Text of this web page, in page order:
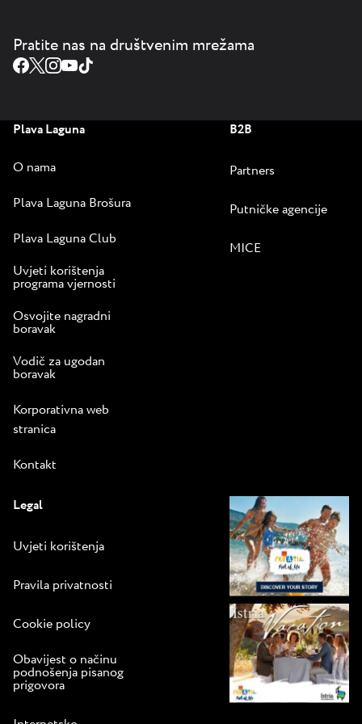
Pratite nas na društvenim mrežama
Plava Laguna
O nama
Plava Laguna Brošura
Plava Laguna Club
Uvjeti korištenja
programa vjernosti
Osvojite nagradni
boravak
Vodič za ugodan
boravak
Korporativna web
stranica
Kontakt
B2B
Partners
Putničke agencije
MICE
Legal
Uvjeti korištenja
Pravila privatnosti
Cookie policy
Obavijest o načinu
podnošenja pisanog
prigovora